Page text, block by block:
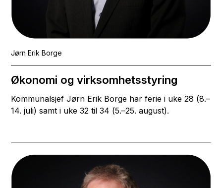
Jørn Erik Borge
Økonomi og virksomhetsstyring
Kommunalsjef Jørn Erik Borge har ferie i uke 28 (8.–
14. juli) samt i uke 32 til 34 (5.–25. august).